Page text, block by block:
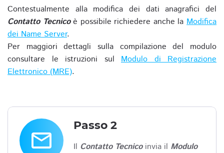
Contestualmente alla modifica dei dati anagrafici del
Contatto Tecnicoè possibile richiedere anche laModifica
dei Name Server.
Per maggiori dettagli sulla compilazione del modulo
consultare le istruzioni sul Modulo di Registrazione
Elettronico (MRE).
email
Passo 2
Il Contatto Tecnicoinvia il Modulo